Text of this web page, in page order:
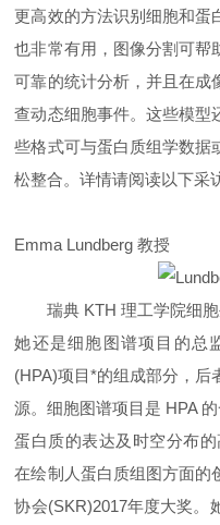
更高效的方法识别细胞和蛋
也非常有用，图像分割可帮
可靠的统计分析，并且在成
查动态细胞事件。这些模型
些格式可与蛋白质组学数据
松整合。详情请阅读以下采
Emma Lundberg 教授
瑞典 KTH理工学院细
她还是细胞图谱项目的总
(HPA)项目*的组成部分，后
源。细胞图谱项目是 HPA
蛋白质的表达及时空分布
在绘制人蛋白质组图方面的
协会(SKR)2017年度大奖。